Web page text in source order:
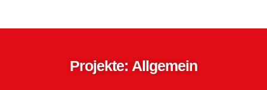
Projekte: Allgemein